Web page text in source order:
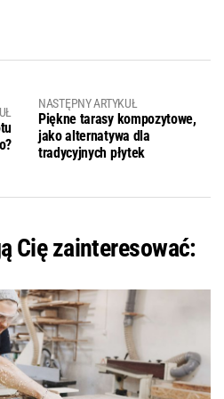
NASTĘPNY ARTYKUŁ
Piękne tarasy kompozytowe,
jako alternatywa dla
tradycyjnych płytek
Cię zainteresować: